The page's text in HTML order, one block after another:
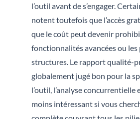
l’outil avant de s’engager.
notent toutefois que l’accès
que le coût peut devenir
fonctionnalités avancées ou
structures. Le rapport qualité-
globalement jugé bon pour la
l’outil, l’analyse concurrentielle
moins intéressant si vous